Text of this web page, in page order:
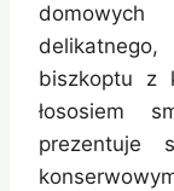
domowych
biszkoptu z
łososiem
prezentuje